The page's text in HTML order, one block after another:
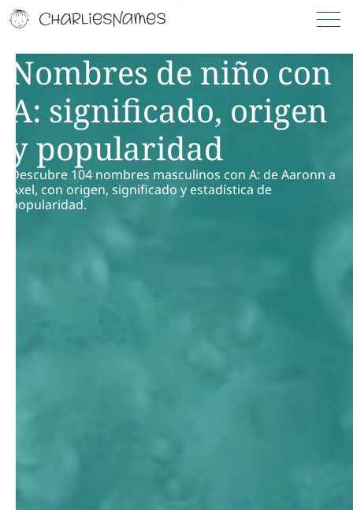
Nombres de niño con
A: significado, origen
y popularidad
Descubre 104 nombres masculinos con A: de Aaronn a
Axel, con origen, significado y estadística de
popularidad.